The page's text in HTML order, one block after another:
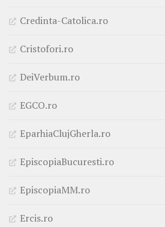
Credinta-Catolica.ro
Cristofori.ro
DeiVerbum.ro
EGCO.ro
EparhiaClujGherla.ro
EpiscopiaBucuresti.ro
EpiscopiaMM.ro
Ercis.ro